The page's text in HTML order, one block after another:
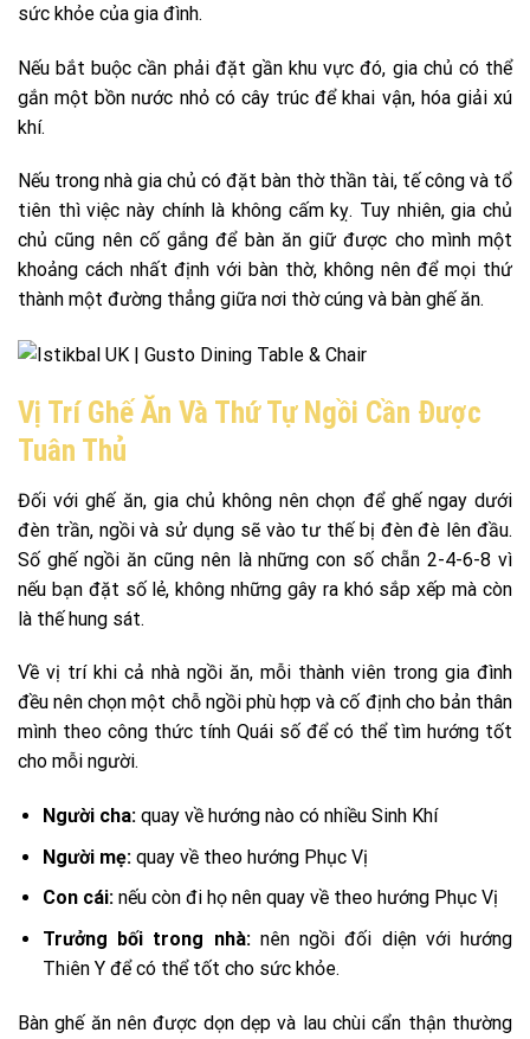
sức khỏe của gia đình.
Nếu bắt buộc cần phải đặt gần khu vực đó, gia chủ có thể
gắn một bồn nước nhỏ có cây trúc để khai vận, hóa giải xú
khí.
Nếu trong nhà gia chủ có đặt bàn thờ thần tài, tế công và tổ
tiên thì việc này chính là không cấm kỵ. Tuy nhiên, gia chủ
chủ cũng nên cố gắng để bàn ăn giữ được cho mình một
khoảng cách nhất định với bàn thờ, không nên để mọi thứ
thành một đường thẳng giữa nơi thờ cúng và bàn ghế ăn.
Vị Trí Ghế Ăn Và Thứ Tự Ngồi Cần Được
Tuân Thủ
Đối với ghế ăn, gia chủ không nên chọn để ghế ngay dưới
đèn trần, ngồi và sử dụng sẽ vào tư thế bị đèn đè lên đầu.
Số ghế ngồi ăn cũng nên là những con số chẵn 2-4-6-8 vì
nếu bạn đặt số lẻ, không những gây ra khó sắp xếp mà còn
là thế hung sát.
Về vị trí khi cả nhà ngồi ăn, mỗi thành viên trong gia đình
đều nên chọn một chỗ ngồi phù hợp và cố định cho bản thân
mình theo công thức tính Quái số để có thể tìm hướng tốt
cho mỗi người.
Người cha:quay về hướng nào có nhiều Sinh Khí
Người mẹ:quay về theo hướng Phục Vị
Con cái:nếu còn đi họ nên quay về theo hướng Phục Vị
Trưởng bối trong nhà:nên ngồi đối diện với hướng
Thiên Y để có thể tốt cho sức khỏe.
Bàn ghế ăn nên được dọn dẹp và lau chùi cẩn thận thường